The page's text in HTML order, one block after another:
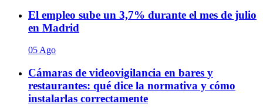
El empleo sube un 3,7% durante el mes de julio
en Madrid
05 Ago
Cámaras de videovigilancia en bares y
restaurantes: qué dice la normativa y cómo
instalarlas correctamente